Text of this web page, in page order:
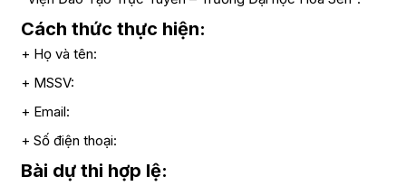
Cách thức thực hiện:
+ Họ và tên:
+ MSSV:
+ Email:
+ Số điện thoại:
Bài dự thi hợp lệ: